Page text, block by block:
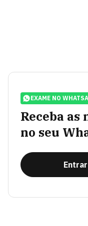
EXAME NO
Receba as
no seu